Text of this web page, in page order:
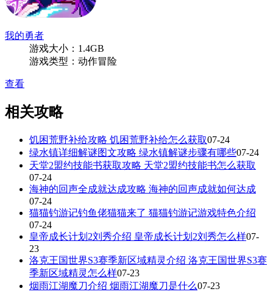
我的勇者
游戏大小：1.4GB
游戏类型：动作冒险
查看
相关攻略
饥困荒野补给攻略 饥困荒野补给怎么获取07-24
绿水镇详细解谜图文攻略 绿水镇解谜步骤有哪些07-24
天堂2盟约技能书获取攻略 天堂2盟约技能书怎么获取
07-24
海神的回声全成就达成攻略 海神的回声成就如何达成
07-24
猫猫钓游记钓鱼佬猫猫来了 猫猫钓游记游戏特色介绍
07-24
皇帝成长计划2刘秀介绍 皇帝成长计划2刘秀怎么样07-
23
洛克王国世界S3赛季新区域精灵介绍 洛克王国世界S3赛
季新区域精灵怎么样07-23
烟雨江湖魔刀介绍 烟雨江湖魔刀是什么07-23